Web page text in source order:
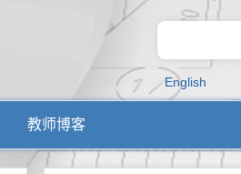
English
教师博客